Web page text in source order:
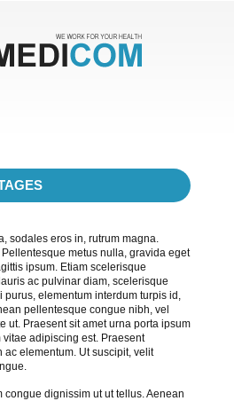
sodales eros in, rutrum magna.
metus nulla, gravida eget
ipsum. Etiam scelerisque
ac pulvinar diam, scelerisque
purus, elementum interdum turpis id,
pellentesque congue nibh, vel
ut. Praesent sit amet urna porta ipsum
adipiscing est. Praesent
ac elementum. Ut suscipit, velit
congue dignissim ut ut tellus. Aenean